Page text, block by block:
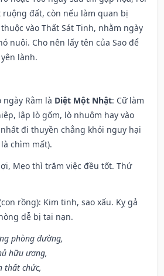
đất, còn nếu làm quan bị
vào Thất Sát Tinh, nhằm ngày
nuôi. Cho nên lấy tên của Sao để
lành.
ngày Rằm là Diệt Một Nhật: Cữ làm
lập lò gốm, lò nhuộm hay vào
đi thuyền chẳng khỏi nguy hại
chìm mất).
Mẹo thì trăm việc đều tốt. Thứ
rồng): Kim tinh, sao xấu. Kỵ gả
dễ bị tai nạn.
phòng đường,
hữu ương,
thất chức,